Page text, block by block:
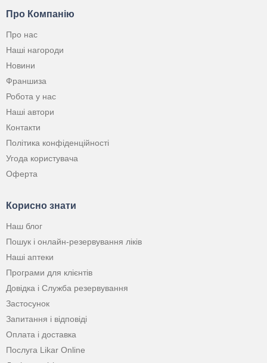
Про Компанію
Про нас
Наші нагороди
Новини
Франшиза
Робота у нас
Наші автори
Контакти
Політика конфіденційності
Угода користувача
Оферта
Корисно знати
Наш блог
Пошук і онлайн-резервування ліків
Наші аптеки
Програми для клієнтів
Довідка і Служба резервування
Застосунок
Запитання і відповіді
Оплата і доставка
Послуга Likar Online